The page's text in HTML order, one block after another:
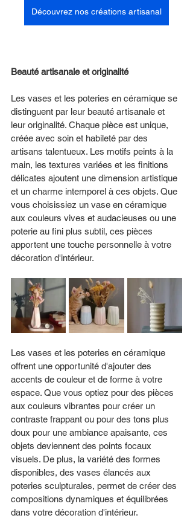
Découvrez nos créations artisanal
Beauté artisanale et originalité
Les vases et les poteries en céramique se
distinguent par leur beauté artisanale et
leur originalité. Chaque pièce est unique,
créée avec soin et habileté par des
artisans talentueux. Les motifs peints à la
main, les textures variées et les finitions
délicates ajoutent une dimension artistique
et un charme intemporel à ces objets. Que
vous choisissiez un vase en céramique
aux couleurs vives et audacieuses ou une
poterie au fini plus subtil, ces pièces
apportent une touche personnelle à votre
décoration d'intérieur.
Les vases et les poteries en céramique
offrent une opportunité d'ajouter des
accents de couleur et de forme à votre
espace. Que vous optiez pour des pièces
aux couleurs vibrantes pour créer un
contraste frappant ou pour des tons plus
doux pour une ambiance apaisante, ces
objets deviennent des points focaux
visuels. De plus, la variété des formes
disponibles, des vases élancés aux
poteries sculpturales, permet de créer des
compositions dynamiques et équilibrées
dans votre décoration d'intérieur.